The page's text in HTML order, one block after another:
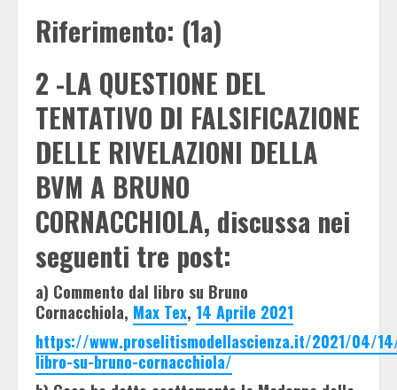
Riferimento: (1a)
2 -LA QUESTIONE DEL
TENTATIVO DI FALSIFICAZIONE
DELLE RIVELAZIONI DELLA
BVM A BRUNO
CORNACCHIOLA, discussa nei
seguenti tre post:
a) Commento dal libro su Bruno
Cornacchiola, Max Tex, 14 Aprile 2021
https://www.proselitismodellascienza.it/2021/04/
libro-su-bruno-cornacchiola/